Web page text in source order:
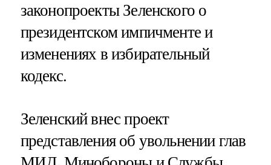
законопроекты Зеленского о
президентском импичменте и
изменениях в избирательный
кодекс.
Зеленский внес проект
представления об увольнении глав